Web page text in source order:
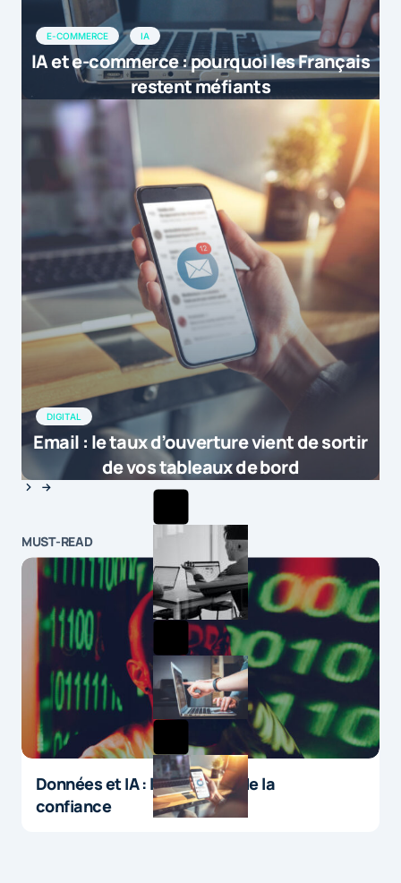
E-COMMERCE IA
IA et e-commerce : pourquoi les Français
restent méfiants
DIGITAL
Email : le taux d’ouverture vient de sortir
de vos tableaux de bord
MUST-READ
Données et IA : le paradoxe de la
confiance